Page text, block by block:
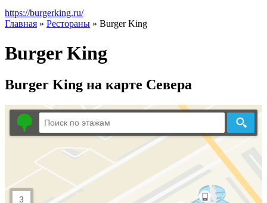
https://burgerking.ru/
Главная » Рестораны » Burger King
Burger King
Burger King на карте Севера